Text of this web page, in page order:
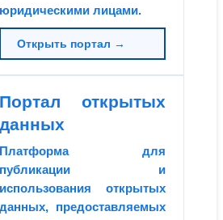
юридическими лицами.
Открыть портал →
Портал открытых
данных
Платформа для
публикации и
использования открытых
данных, предоставляемых